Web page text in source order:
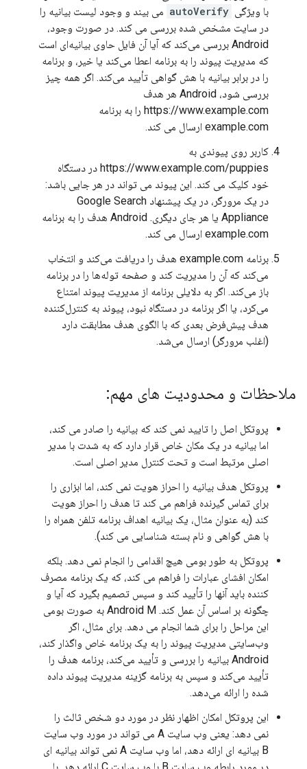
با ویژگی autoVerify می بیند و وجود لیست بیانیه را
در سایت مشخص شده بررسی می کند. در صورت وجود،
Android بررسی می‌کند که آیا آن فایل حاوی بیانیه‌ای است
که مدیریت پیوند را به برنامه اعطا می‌کند یا خیر، و برنامه
را در برابر بیانیه با هش گواهی تأیید می‌کند. اگر همه چیز
بررسی شود، Android هر هدف
https://www.example.com را به برنامه
example.com ارسال می کند.
کاربر روی پیوندی به
https://www.example.com/puppies در دستگاه
خود کلیک می کند. این پیوند می تواند در هر جایی باشد:
در یک مرورگر، در یک پیشنهاد Google Search
Appliance یا هر جای دیگری. Android هدف را به برنامه
example.com ارسال می کند.
برنامه example.com هدف را دریافت می‌کند و انتخاب
می‌کند که آن را مدیریت کند و صفحه توله‌ها را در برنامه
باز می‌کند. اگر به دلایلی برنامه از مدیریت پیوند امتناع
می‌کرد، یا اگر برنامه در دستگاه نبود، پیوند به کنترل‌کننده
هدف پیش‌فرض بعدی که با الگوی هدف مطابقت دارد
(اغلب مرورگر) ارسال می‌شد.
ملاحظات و محدودیت های مهم:
پروتکل اصل را تایید نمی کند که بیانیه را صادر می کند،
اما بیانیه در یک مکان خاص قرار دارد که به شدت با مدیر
اصلی مرتبط است و تحت کنترل مدیر اصلی است.
پروتکل هدف بیانیه را احراز هویت نمی کند، اما ابزاری را
برای تماس گیرنده فراهم می کند تا هدف را احراز هویت
کند (به عنوان مثال، یک بیانیه اهداف برنامه تلفن همراه را
با هش گواهی و نام بسته شناسایی می کند).
پروتکل به طور بومی هیچ اقدامی را انجام نمی دهد. بلکه
امکان افشای عبارات را فراهم می کند، که یک برنامه مصرف
کننده باید آنها را تأیید کند و سپس تصمیم بگیرد که آیا و
چگونه بر اساس آن عمل کند. Android M به صورت بومی
این مراحل را برای شما انجام می دهد. برای مثال، اگر
وب‌سایتی مدیریت پیوند را به یک برنامه خاص واگذار کند،
Android بیانیه را بررسی و تأیید می‌کند، برنامه هدف را
تأیید می‌کند و سپس به برنامه گزینه مدیریت پیوند داده
شده را ارائه می‌دهد.
این پروتکل امکان اظهار نظر در مورد دو شخص ثالث را
نمی دهد: یعنی وب سایت A می تواند در مورد وب سایت
B بیانیه ای ارائه دهد، اما وب سایت A نمی تواند بیانیه ای